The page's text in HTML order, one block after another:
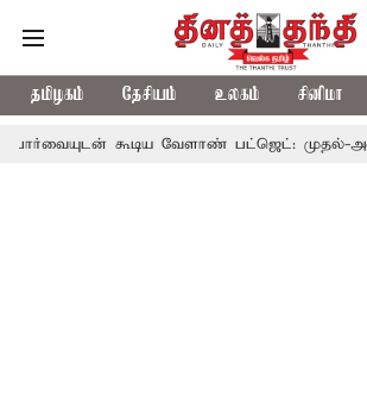
தமிழகம் தேசியம் உலகம் சினிமா
வேளாண் பட்ஜெட்: முதல்-அமைச்சர் விஜய்